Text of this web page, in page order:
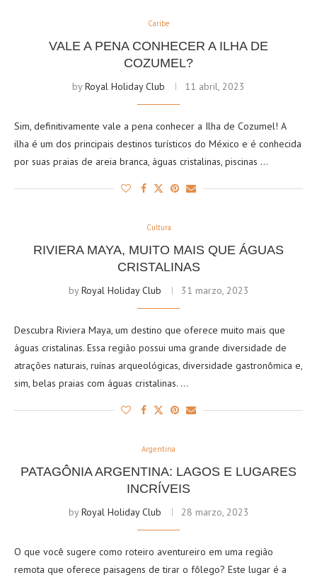
Caribe
VALE A PENA CONHECER A ILHA DE
COZUMEL?
byRoyal Holiday Club 11 abril, 2023
Sim, definitivamente vale a pena conhecer a Ilha de Cozumel! A
ilha é um dos principais destinos turísticos do México e é conhecida
por suas praias de areia branca, águas cristalinas, piscinas …
Cultura
RIVIERA MAYA, MUITO MAIS QUE ÁGUAS
CRISTALINAS
byRoyal Holiday Club 31 marzo, 2023
Descubra Riviera Maya, um destino que oferece muito mais que
águas cristalinas. Essa região possui uma grande diversidade de
atrações naturais, ruínas arqueológicas, diversidade gastronômica e,
sim, belas praias com águas cristalinas. …
Argentina
PATAGÔNIA ARGENTINA: LAGOS E LUGARES
INCRÍVEIS
byRoyal Holiday Club 28 marzo, 2023
O que você sugere como roteiro aventureiro em uma região
remota que oferece paisagens de tirar o fôlego? Este lugar é a